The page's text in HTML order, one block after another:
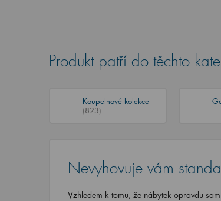
Produkt patří do těchto
Koupelnové kolekce
(823)
Nevyhovuje vám
Vzhledem k tomu, že nábytek opravdu